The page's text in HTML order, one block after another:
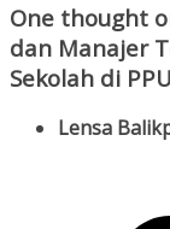
One thought
dan Manajer
Sekolah di PPU
Lensa